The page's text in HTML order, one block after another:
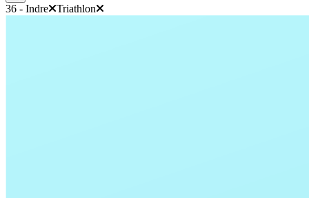
36 - Indre Triathlon